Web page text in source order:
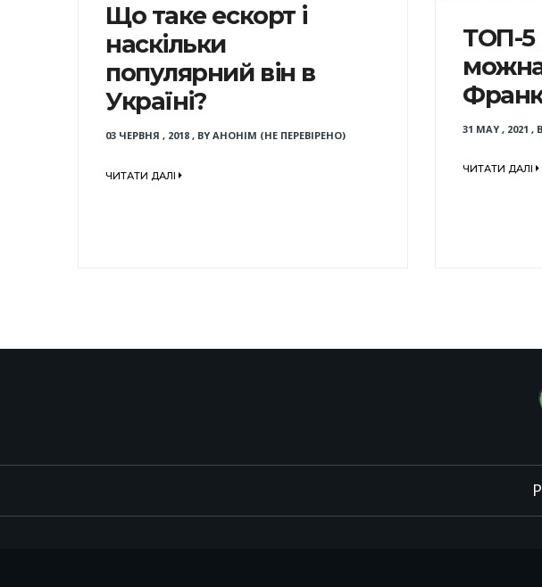
Що таке ескорт і
наскільки
популярний він в
Україні?
03 ЧЕРВНЯ , 2018 , BY АНОНІМ (НЕ ПЕРЕВІРЕНО)
ЧИТАТИ ДАЛІ
ТОП-5
можна
31 MAY , 2021 ,
ЧИТАТИ ДАЛІ